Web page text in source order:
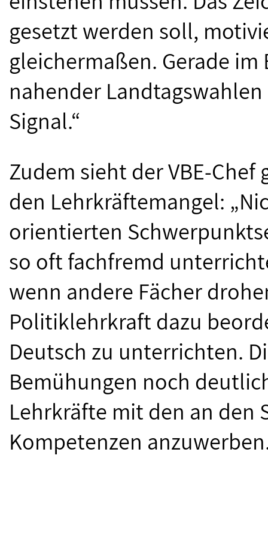
gesetzt werden soll,
gleichermaßen. Gerade
nahender
Signal.“
Zudem sieht der VBE-
den Lehrkräftemangel:
orientierten
so oft fachfremd
wenn andere Fächer
Politiklehrkraft dazu
Deutsch zu unterrichten.
Bemühungen noch
Lehrkräfte mit den an den
Kompetenzen